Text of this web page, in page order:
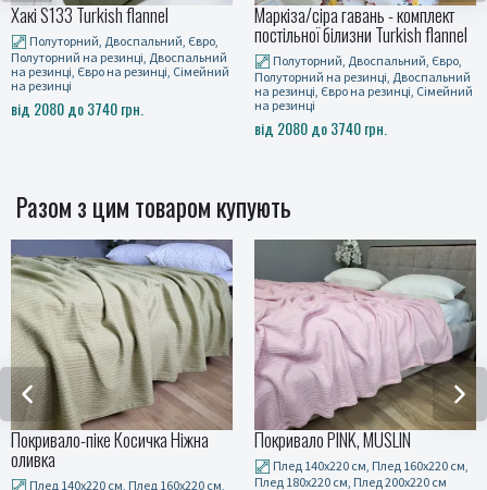
Хакі S133 Turkish flannel
Полуторний, Двоспальний, Євро,
Полуторний на резинці, Двоспальний
на резинці, Євро на резинці, Сімейний
на резинці
від 2080 до 3740 грн.
Маркіза/сіра гавань - комплект
постільної білизни Turkish flannel
Полуторний, Двоспальний, Євро,
Полуторний на резинці, Двоспальний
на резинці, Євро на резинці, Сімейний
на резинці
від 2080 до 3740 грн.
Разом з цим товаром купують
Покривало-піке Косичка Ніжна
оливка
Плед 140x220 см, Плед 160x220 см,
Покривало PINK, MUSLIN
Плед 140x220 см, Плед 160x220 см,
Плед 180x220 см, Плед 200x220 см